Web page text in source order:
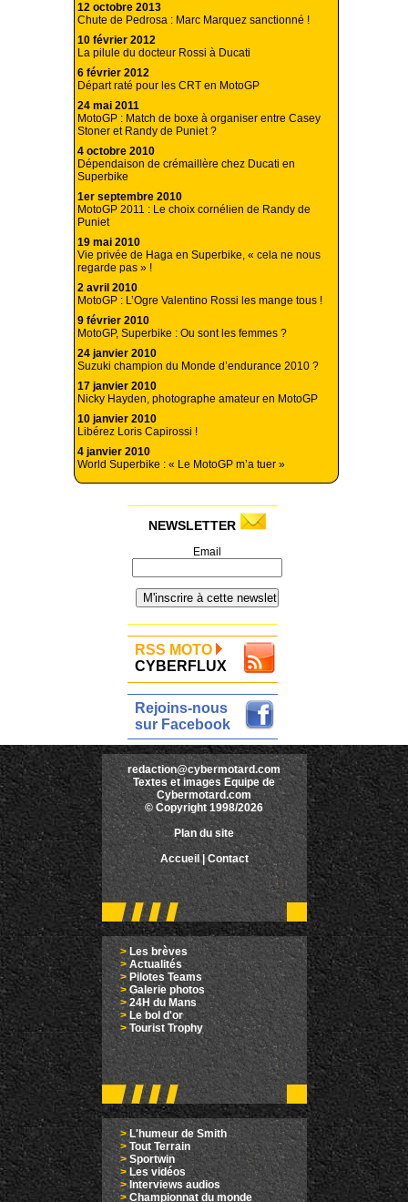
12 octobre 2013
Chute de Pedrosa : Marc Marquez sanctionné !
10 février 2012
La pilule du docteur Rossi à Ducati
6 février 2012
Départ raté pour les CRT en MotoGP
24 mai 2011
MotoGP : Match de boxe à organiser entre Casey
Stoner et Randy de Puniet ?
4 octobre 2010
Dépendaison de crémaillère chez Ducati en
Superbike
1er septembre 2010
MotoGP 2011 : Le choix cornélien de Randy de
Puniet
19 mai 2010
Vie privée de Haga en Superbike, « cela ne nous
regarde pas » !
2 avril 2010
MotoGP : L’Ogre Valentino Rossi les mange tous !
9 février 2010
MotoGP, Superbike : Ou sont les femmes ?
24 janvier 2010
Suzuki champion du Monde d’endurance 2010 ?
17 janvier 2010
Nicky Hayden, photographe amateur en MotoGP
10 janvier 2010
Libérez Loris Capirossi !
4 janvier 2010
World Superbike : « Le MotoGP m’a tuer »
NEWSLETTER
Email
RSS MOTO
CYBERFLUX
Rejoins-nous
sur Facebook
redaction@cybermotard.com
Textes et images Equipe de
Cybermotard.com
© Copyright 1998/2026
Plan du site
Accueil |Contact
>Les brèves
> Actualités
> Pilotes Teams
>Galerie photos
>24H du Mans
>Le bol d'or
> Tourist Trophy
>L'humeur de Smith
> Tout Terrain
> Sportwin
> Les vidéos
> Interviews audios
>Championnat du monde